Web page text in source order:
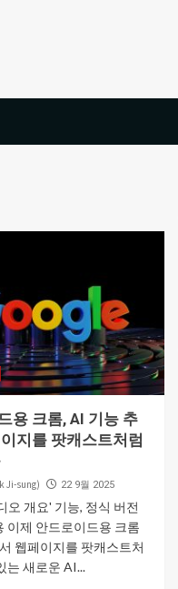
용 크롬, AI 기능 추
지를 팟캐스트처럼
Ji-sung) 22 9월 2025
오 개요' 기능, 정식 버전
이제 안드로이드용 크롬
웹페이지를 팟캐스트처
는 새로운 AI...